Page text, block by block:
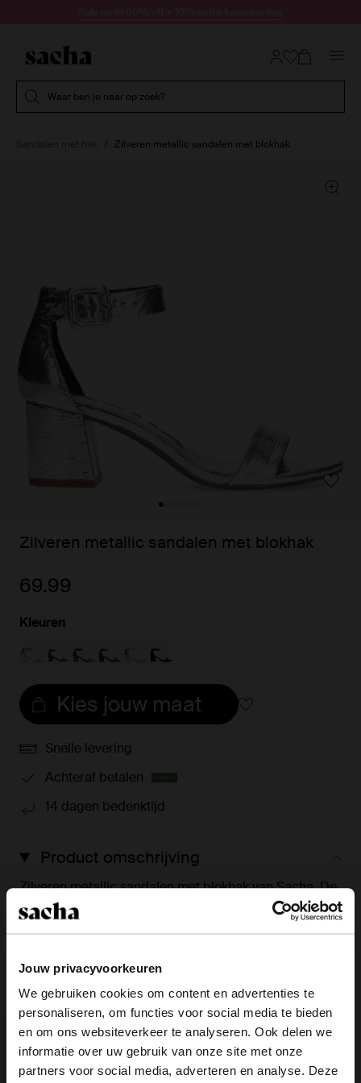
Jouw privacyvoorkeuren
We gebruiken cookies om content en advertenties te
personaliseren, om functies voor social media te bieden
en om ons websiteverkeer te analyseren. Ook delen we
informatie over uw gebruik van onze site met onze
partners voor social media, adverteren en analyse. Deze
Waar ben je naar op zoek?
Zilveren metallic sandalen met blokhak
Zilveren metallic sandalen met blokhak
69.99
Kleuren
Kies jouw maat
Snelle levering
Achteraf betalen
14 dagen bedenktijd
Product omschrijving
Zilveren metallic sandalen met blokhak van Sacha. De
hak sandalen hebben een blokhak met een hoogte van
6 cm en sluiten middels een enkelbandje met
sandalen is gemaakt van leer. Verzorg de hakken met
Product details
×
View this website in English?
It looks like your language isn't Dutch. Would